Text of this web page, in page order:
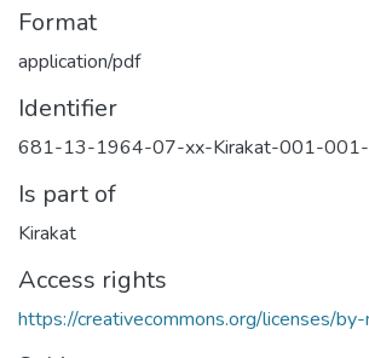
Format
application/pdf
Identifier
681-13-1964-07-xx-Kirakat-001-
Is part of
Kirakat
Access rights
https://creativecommons.org/licenses/